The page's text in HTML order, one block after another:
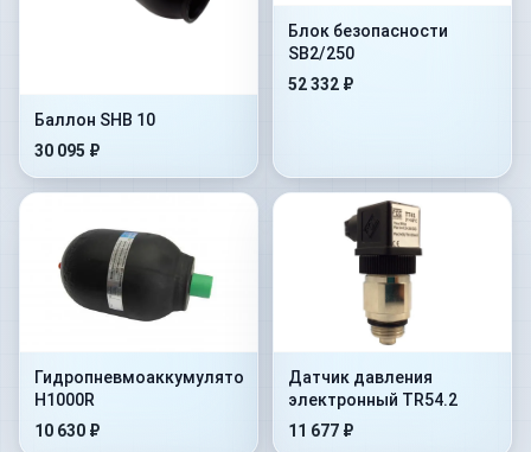
Баллон SHB 10
30 095 ₽
Блок безопасности
SB2/250
52 332 ₽
Гидропневмоаккумулятор
H1000R
10 630 ₽
Датчик давления
электронный TR54.2
11 677 ₽